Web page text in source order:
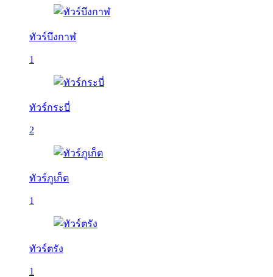
ทัวร์บึงกาฬ
1
ทัวร์กระบี่
2
ทัวร์ภูเก็ต
1
ทัวร์ตรัง
1